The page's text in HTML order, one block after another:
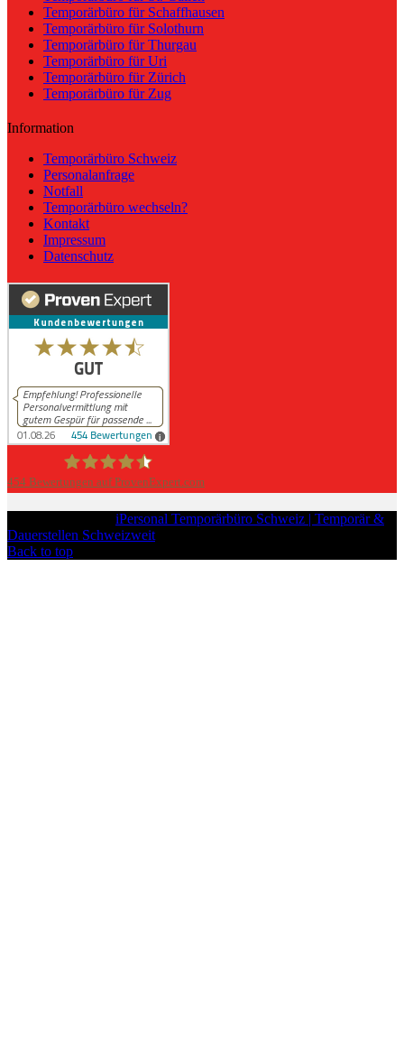
Temporärbüro für Schaffhausen
Temporärbüro für Solothurn
Temporärbüro für Thurgau
Temporärbüro für Uri
Temporärbüro für Zürich
Temporärbüro für Zug
Information
Temporärbüro Schweiz
Personalanfrage
Notfall
Temporärbüro wechseln?
Kontakt
Impressum
Datenschutz
454 Bewertungen auf ProvenExpert.com
iPersonal Temporärbüro Schweiz | Temporär &
Dauerstellen Schweizweit
Back to top